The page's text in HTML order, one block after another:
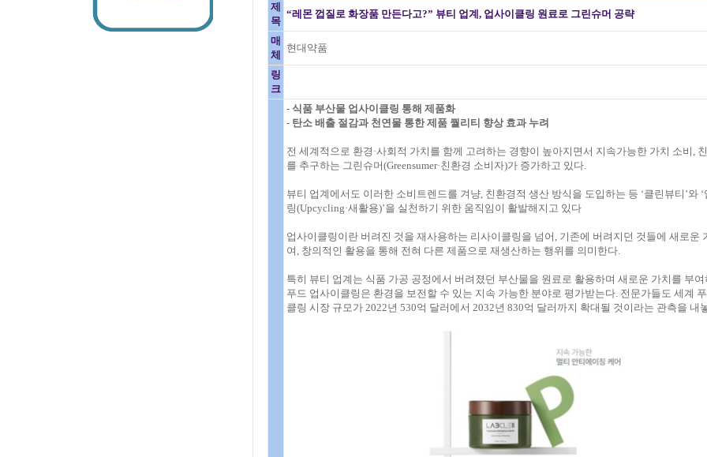
제
목
“레몬 껍질로 화장품 만든다고?” 뷰티 업계, 업사이클링 원료로 그린슈머 공략
매
체
현대약품
링
크
- 식품 부산물 업사이클링 통해 제품화
- 탄소 배출 절감과 천연물 통한 제품 퀄리티 향상 효과 누려
전 세계적으로 환경·사회적 가치를 함께 고려하는 경향이 높아지면서 지속가능한 가치 소비,
를 추구하는 그린슈머(Greensumer·친환경 소비자)가 증가하고 있다.
뷰티 업계에서도 이러한 소비트렌드를 겨냥, 친환경적 생산 방식을 도입하는 등 ‘클린뷰티’와 ‘
링(Upcycling·새활용)’을 실천하기 위한 움직임이 활발해지고 있다
업사이클링이란 버려진 것을 재사용하는 리사이클링을 넘어, 기존에 버려지던 것들에 새로운
여, 창의적인 활용을 통해 전혀 다른 제품으로 재생산하는 행위를 의미한다.
특히 뷰티 업계는 식품 가공 공정에서 버려졌던 부산물을 원료로 활용하며 새로운 가치를 부
푸드 업사이클링은 환경을 보전할 수 있는 지속 가능한 분야로 평가받는다. 전문가들도 세계
클링 시장 규모가 2022년 530억 달러에서 2032년 830억 달러까지 확대될 것이라는 관측을 내